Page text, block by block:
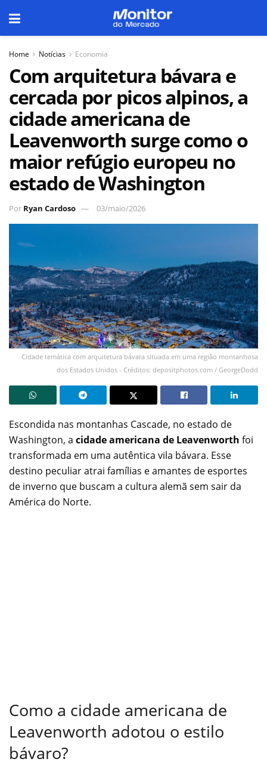
Home Notícias Economia
Com arquitetura bávara e
cercada por picos alpinos, a
cidade americana de
Leavenworth surge como o
maior refúgio europeu no
estado de Washington
Por Ryan Cardoso 03/maio/2026
Cidade temática com arquitetura bávara situada em uma região montanhosa
dos Estados Unidos - Créditos: depositphotos.com / GeorgeDodd
Escondida nas montanhas Cascade, no estado de
Washington, a cidade americana de Leavenworth foi
transformada em uma autêntica vila bávara. Esse
destino peculiar atrai famílias e amantes de esportes
de inverno que buscam a cultura alemã sem sair da
América do Norte.
Como a cidade americana de
Leavenworth adotou o estilo
bávaro?